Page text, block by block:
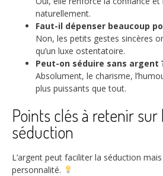
naturellement.
Faut-il dépenser beaucoup
Non, les petits gestes sincères
qu’un luxe ostentatoire.
Peut-on séduire sans argent
Absolument, le charisme,
plus puissants que tout.
Points clés à retenir sur
séduction
L’argent peut faciliter la séduction
personnalité.